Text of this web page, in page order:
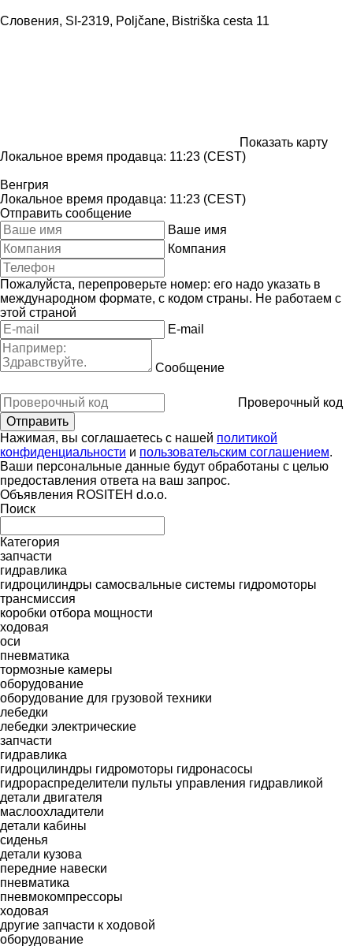
Словения, SI-2319, Poljčane, Bistriška cesta 11
Показать карту
Локальное время продавца: 11:23 (CEST)
Венгрия
Локальное время продавца: 11:23 (CEST)
Отправить сообщение
Ваше имя
Компания
Пожалуйста, перепроверьте номер: его надо указать в
международном формате, с кодом страны. Не работаем с
этой страной
E-mail
Сообщение
Проверочный код
Нажимая, вы соглашаетесь с нашей политикой
конфиденциальности и пользовательским соглашением.
Ваши персональные данные будут обработаны с целью
предоставления ответа на ваш запрос.
Объявления ROSITEH d.o.o.
Поиск
Категория
запчасти
гидравлика
гидроцилиндры самосвальные системы гидромоторы
трансмиссия
коробки отбора мощности
ходовая
оси
пневматика
тормозные камеры
оборудование
оборудование для грузовой техники
лебедки
лебедки электрические
запчасти
гидравлика
гидроцилиндры гидромоторы гидронасосы
гидрораспределители пульты управления гидравликой
детали двигателя
маслоохладители
детали кабины
сиденья
детали кузова
передние навески
пневматика
пневмокомпрессоры
ходовая
другие запчасти к ходовой
оборудование